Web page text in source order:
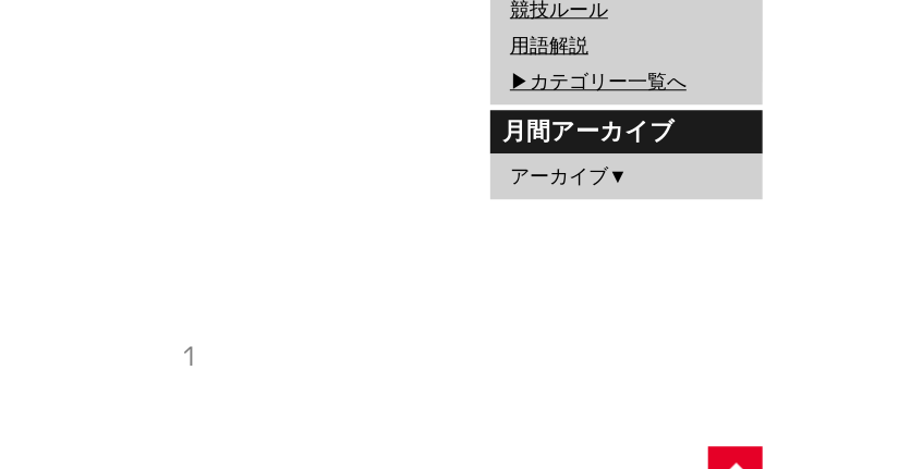
競技ルール
用語解説
▶︎カテゴリー一覧へ
月間アーカイブ
アーカイブ▼
1